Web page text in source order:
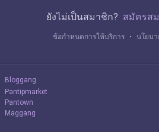
ยังไม่เป็นสมาชิก? สมัครส
ข้อกำหนดการให้บริการ ・ นโยบ
Bloggang
Pantipmarket
Pantown
Maggang